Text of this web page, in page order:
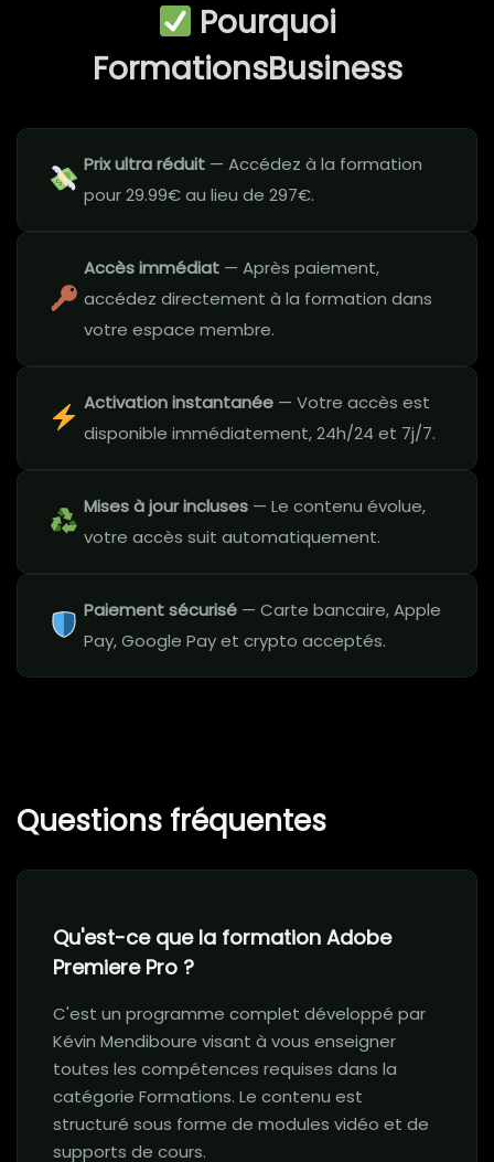
Pourquoi
FormationsBusiness
Prix ultra réduit — Accédez à la formation
pour 29.99€ au lieu de 297€.
Accès immédiat — Après paiement,
accédez directement à la formation dans
votre espace membre.
Activation instantanée — Votre accès est
disponible immédiatement, 24h/24 et 7j/7.
Mises à jour incluses — Le contenu évolue,
votre accès suit automatiquement.
Paiement sécurisé — Carte bancaire, Apple
Pay, Google Pay et crypto acceptés.
Questions fréquentes
Qu'est-ce que la formation Adobe
Premiere Pro ?
C'est un programme complet développé par
Kévin Mendiboure visant à vous enseigner
toutes les compétences requises dans la
catégorie Formations. Le contenu est
structuré sous forme de modules vidéo et de
supports de cours.